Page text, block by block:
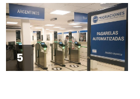
5